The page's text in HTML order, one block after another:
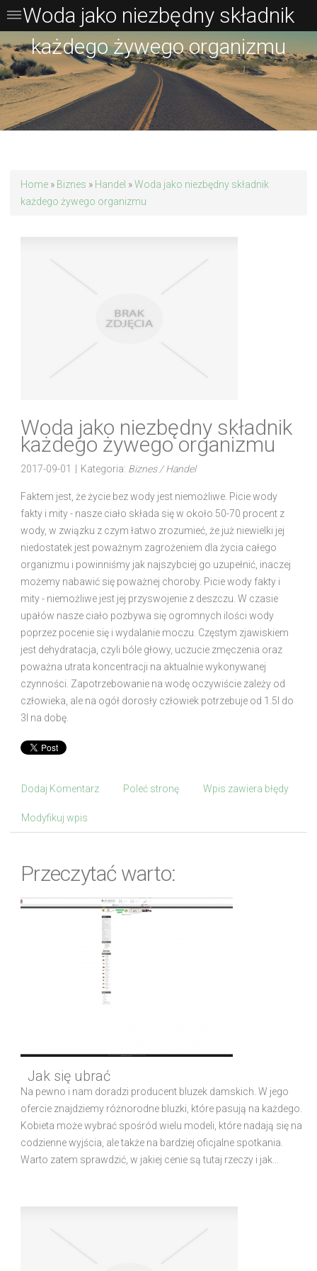
Home » Biznes » Handel »Woda jako niezbędny składnik
każdego żywego organizmu
Woda jako niezbędny składnik
każdego żywego organizmu
2017-09-01 Kategoria: Biznes / Handel
Faktem jest, że życie bez wody jest niemożliwe. Picie wody
fakty i mity - nasze ciało składa się w około 50-70 procent z
wody, w związku z czym łatwo zrozumieć, że już niewielki jej
niedostatek jest poważnym zagrożeniem dla życia całego
organizmu i powinniśmy jak najszybciej go uzupełnić, inaczej
możemy nabawić się poważnej choroby. Picie wody fakty i
mity - niemożliwe jest jej przyswojenie z deszczu. W czasie
upałów nasze ciało pozbywa się ogromnych ilości wody
poprzez pocenie się i wydalanie moczu. Częstym zjawiskiem
jest dehydratacja, czyli bóle głowy, uczucie zmęczenia oraz
poważna utrata koncentracji na aktualnie wykonywanej
czynności. Zapotrzebowanie na wodę oczywiście zależy od
człowieka, ale na ogół dorosły człowiek potrzebuje od 1.5l do
3l na dobę.
Dodaj Komentarz Poleć stronę Wpis zawiera błędy
Modyfikuj wpis
Przeczytać warto:
Jak się ubrać
Na pewno i nam doradzi producent bluzek damskich. W jego
ofercie znajdziemy różnorodne bluzki, które pasują na każdego.
Kobieta może wybrać spośród wielu modeli, które nadają się na
codzienne wyjścia, ale także na bardziej oficjalne spotkania.
Warto zatem sprawdzić, w jakiej cenie są tutaj rzeczy i jak...
Woda jako niezbędny składnik
każdego żywego organizmu